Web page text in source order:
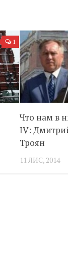
1
Что нам в
IV:
Троян
11 ЛИС, 2014